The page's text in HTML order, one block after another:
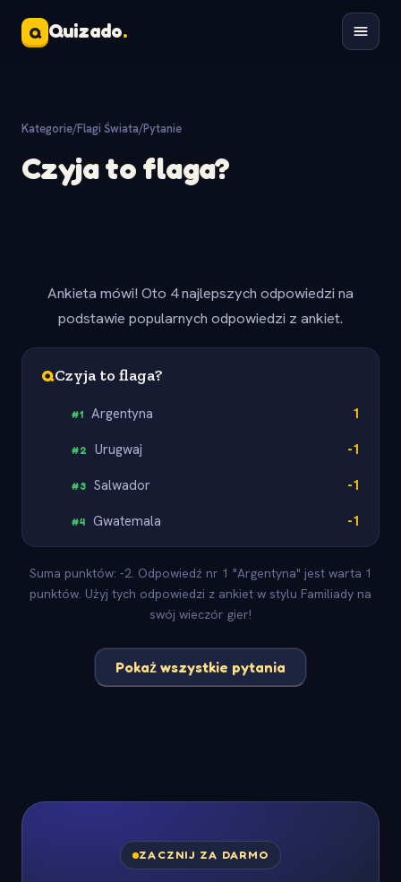
Q Quizado.
Kategorie/Flagi Świata/Pytanie
Czyja to flaga?
Ankieta mówi! Oto 4 najlepszych odpowiedzi na
podstawie popularnych odpowiedzi z ankiet.
QCzyja to flaga?
#1 Argentyna 1
#2 Urugwaj -1
#3 Salwador -1
#4 Gwatemala -1
Suma punktów: -2. Odpowiedź nr 1 "Argentyna" jest warta 1
punktów. Użyj tych odpowiedzi z ankiet w stylu Familiady na
swój wieczór gier!
Pokaż wszystkie pytania
ZACZNIJ ZA DARMO